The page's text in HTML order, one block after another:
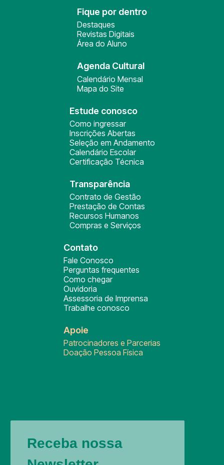
Fique por dentro
Destaques
Revistas Digitais
Área do Aluno
Agenda Cultural
Calendário Mensal
Mapa do Site
Estude conosco
Como ingressar
Inscrições Abertas
Seleção em Andamento
Calendário Escolar
Certificação Técnica
Transparência
Contrato de Gestão
Prestação de Contas
Recursos Humanos
Compras e Serviços
Contato
Fale Conosco
Perguntas frequentes
Como chegar
Ouvidoria
Assessoria de Imprensa
Trabalhe conosco
Apoie
Patrocinadores e Parcerias
Doação Pessoa Física